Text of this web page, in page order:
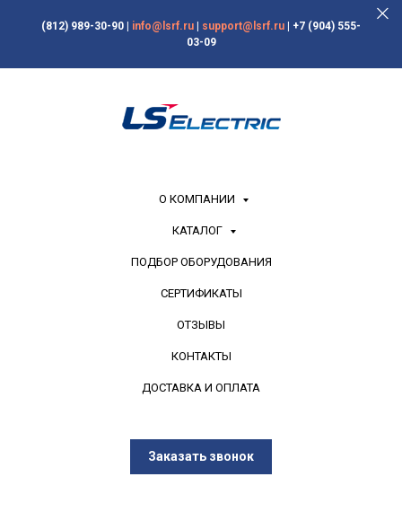
(812) 989-30-90 info@lsrf.ru support@lsrf.ru
+7 (904) 555-
03-09
О КОМПАНИИ
КАТАЛОГ
ПОДБОР ОБОРУДОВАНИЯ
СЕРТИФИКАТЫ
ОТЗЫВЫ
КОНТАКТЫ
ДОСТАВКА И ОПЛАТА
Заказать звонок